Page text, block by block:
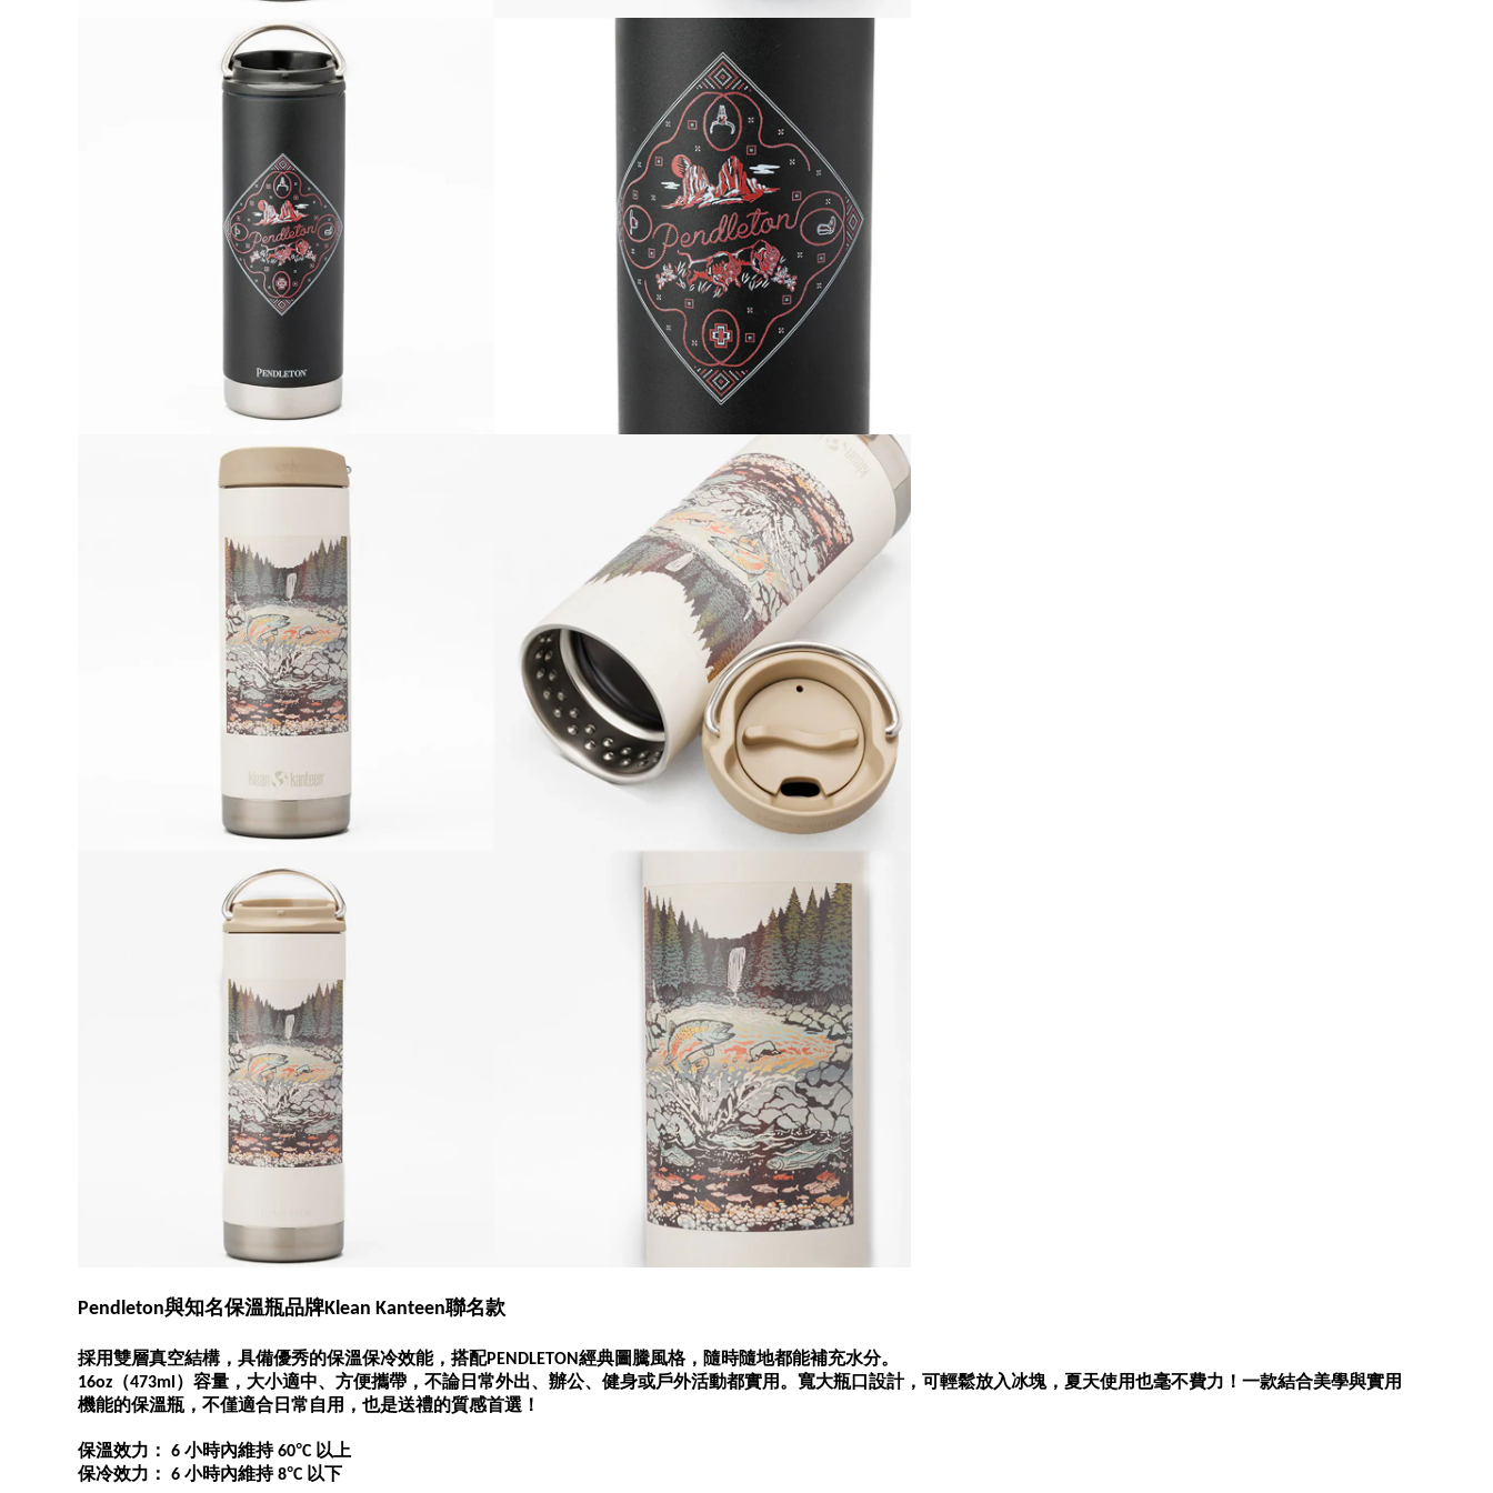
Pendleton與知名保溫瓶品牌Klean Kanteen聯名款
採用雙層真空結構，具備優秀的保溫保冷效能，搭配PENDLETON經典圖騰風格，隨時隨地都能補充水分。
16oz （473ml ）容量，大小適中、方便攜帶，不論日常外出、辦公、健身或戶外活動都實用。寬大瓶口設計，可輕鬆放入冰塊，夏天使用也毫不費力！一款結合美學與實用
機能的保溫瓶，不僅適合日常自用，也是送禮的質感首選！
保溫效力： 6 小時內維持60°C 以上
保冷效力：
6 小時內維持8°C 以下